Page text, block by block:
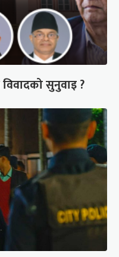
सुनुवाइ ?